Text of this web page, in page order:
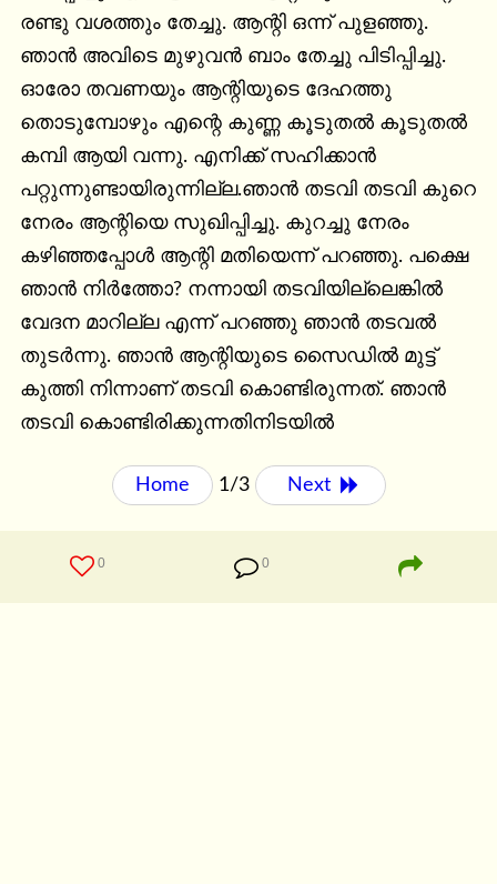
രണ്ടു വശത്തും തേച്ചു. ആന്റി ഒന്ന് പുളഞ്ഞു.
ഞാൻ അവിടെ മുഴുവൻ ബാം തേച്ചു പിടിപ്പിച്ചു.
ഓരോ തവണയും ആന്റിയുടെ ദേഹത്തു
തൊടുമ്പോഴും എന്റെ കുണ്ണ കൂടുതൽ കൂടുതൽ
കമ്പി ആയി വന്നു. എനിക്ക് സഹിക്കാൻ
പറ്റുന്നുണ്ടായിരുന്നില്ല.ഞാൻ തടവി തടവി കുറെ
നേരം ആന്റിയെ സുഖിപ്പിച്ചു. കുറച്ചു നേരം
കഴിഞ്ഞപ്പോൾ ആന്റി മതിയെന്ന് പറഞ്ഞു. പക്ഷെ
ഞാൻ നിർത്തോ? നന്നായി തടവിയില്ലെങ്കിൽ
വേദന മാറില്ല എന്ന് പറഞ്ഞു ഞാൻ തടവൽ
തുടർന്നു. ഞാൻ ആന്റിയുടെ സൈഡിൽ മുട്ട്
കുത്തി നിന്നാണ് തടവി കൊണ്ടിരുന്നത്. ഞാൻ
തടവി കൊണ്ടിരിക്കുന്നതിനിടയിൽ
Home 1/3 Next
0 0